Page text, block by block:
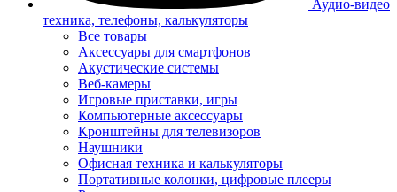
Аудио-видео
техника, телефоны, калькуляторы
Все товары
Аксессуары для смартфонов
Акустические системы
Веб-камеры
Игровые приставки, игры
Компьютерные аксессуары
Кронштейны для телевизоров
Наушники
Офисная техника и калькуляторы
Портативные колонки, цифровые плееры